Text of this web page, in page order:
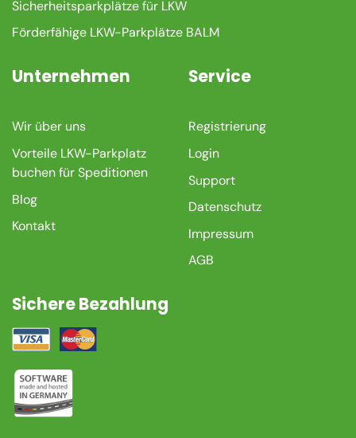
Sicherheitsparkplätze für LKW
Förderfähige LKW-Parkplätze BALM
Unternehmen
Wir über uns
Vorteile LKW-Parkplatz
buchen für Speditionen
Blog
Kontakt
Service
Registrierung
Login
Support
Datenschutz
Impressum
AGB
Sichere Bezahlung